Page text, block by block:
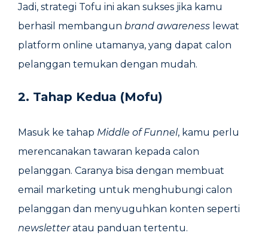
Jadi, strategi Tofu ini akan sukses jika kamu
berhasil membangun brand awareness lewat
platform online utamanya, yang dapat calon
pelanggan temukan dengan mudah.
2. Tahap Kedua (Mofu)
Masuk ke tahap Middle of Funnel, kamu perlu
merencanakan tawaran kepada calon
pelanggan. Caranya bisa dengan membuat
email marketing untuk menghubungi calon
pelanggan dan menyuguhkan konten seperti
newsletteratau panduan tertentu.